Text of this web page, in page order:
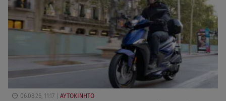
06.08.26, 11:17 ΑΥΤΟΚΙΝΗΤΟ